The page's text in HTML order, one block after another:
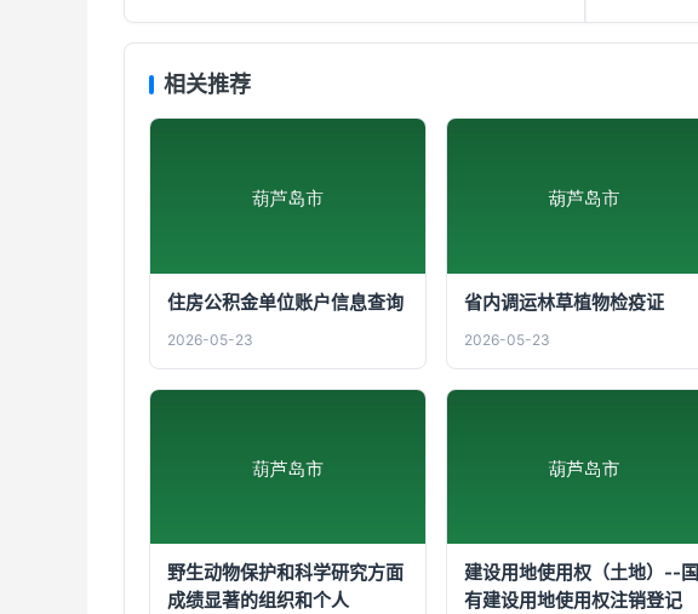
相关推荐
住房公积金单位账户信息查询
2026-05-23
省内调运林草植物检疫证
2026-05-23
野生动物保护和科学研究方面
成绩显著的组织和个人
建设用地使用权（土地）--国
有建设用地使用权注销登记